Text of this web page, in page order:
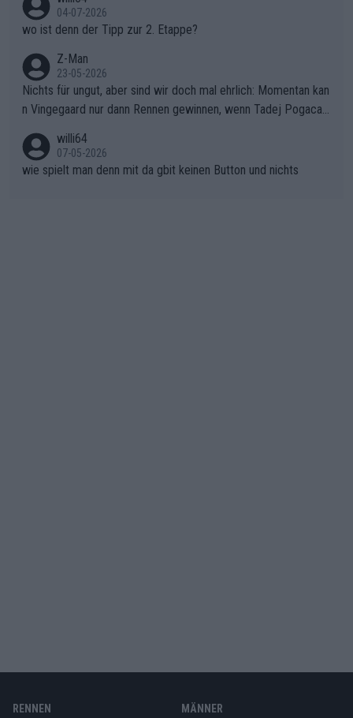
unkt dieser Tour in die Geschichte eingehen. Wenn man bei so
einem harten Aufstieg einmal den Moment verpasst und der K
onkurrentin die "zweite Luft" schenkt, ist der Schaden am Ber
g kaum noch zu reparieren.Vor uns liegt nun das große Finale R
ichtung Nizza. Niewiadoma hat psychologisch Oberwasser, ab
er SD Worx und Vollering müssen jetzt All-In gehen. (gregman
n)
04-07-2026
wo ist denn der Tipp zur 2. Etappe?
Z-Man
23-05-2026
Nichts für ungut, aber sind wir doch mal ehrlich: Momentan kan
n Vingegaard nur dann Rennen gewinnen, wenn Tadej Pogacar
willi64
07-05-2026
wie spielt man denn mit da gbit keinen Button und nichts
RENNEN MÄNNER